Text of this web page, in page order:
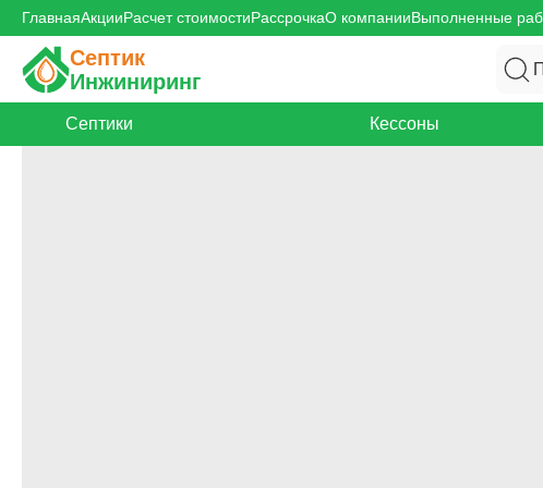
ГлавнаяАкцииРасчет стоимостиРассрочкаО компанииВыполненные
Септик
Инжиниринг
Септики Кессоны